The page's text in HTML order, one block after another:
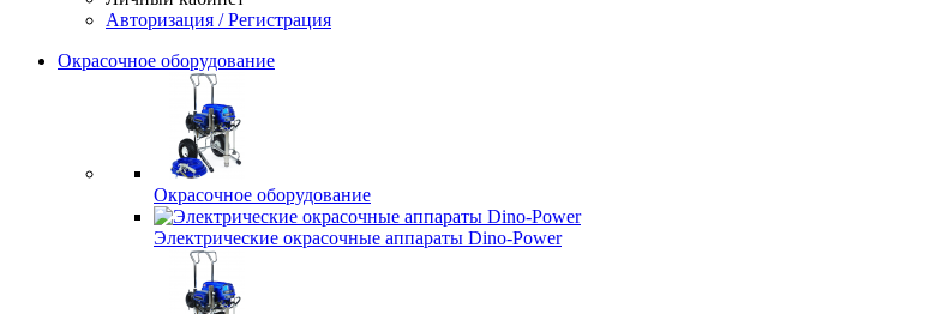
Авторизация / Регистрация
Окрасочное оборудование
Окрасочное оборудование
Электрические окрасочные аппараты Dino-Power